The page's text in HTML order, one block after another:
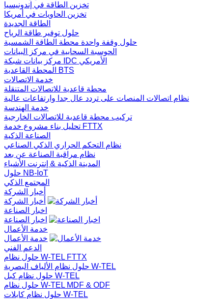
تخزين الطاقة في إندونيسيا
تخزين الحاويات في أمريكا
الطاقة الجديدة
حلول توفير طاقة الرياح
حلول وقفة واحدة محطة الطاقة الشمسية
الحوسبة السحابية في مركز البيانات
مركز بيانات شبكة IDC الأمريكي
المحطة القاعدية BTS
خدمة الاتصالات
محطة قاعدية للاتصالات المتنقلة
نظام اتصالات المنصات على تردد عال جدا وارتفاعات عالية
خدمة الهندسة
تركيب محطة قاعدية للاتصالات الخارجية
تحليل بناء مشروع خدمة FTTX
الصناعة الذكية
نظام التحكم الحراري الذكي الصناعي
نظام مراقبة الصناعة عن بعد
المدينة الذكية & إنترنت الأشياء
حلول NB-IoT
المجتمع الذكي
أخبار الشركة
أخبار الشركة
اخبار الصناعة
اخبار الصناعة
خدمة الأعمال
خدمة الأعمال
الدعم الفني
حلول نظام W-TEL FTTX
حلول نظام الألياف البصرية W-TEL
حلول نظام كبل W-TEL
حلول نظام W-TEL MDF & ODF
حلول نظام كابلات W-TEL